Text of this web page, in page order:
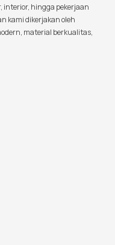
hingga pekerjaan
kami dikerjakan oleh
material berkualitas,